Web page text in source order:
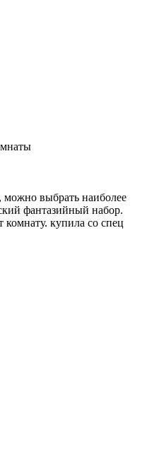
можно выбрать наиболее
фантазийный набор.
комнату. купила со спец